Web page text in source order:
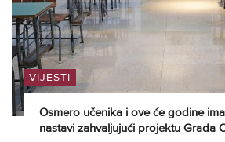
VIJESTI
Osmero učenika i ove će godine
nastavi zahvaljujući projektu Grada